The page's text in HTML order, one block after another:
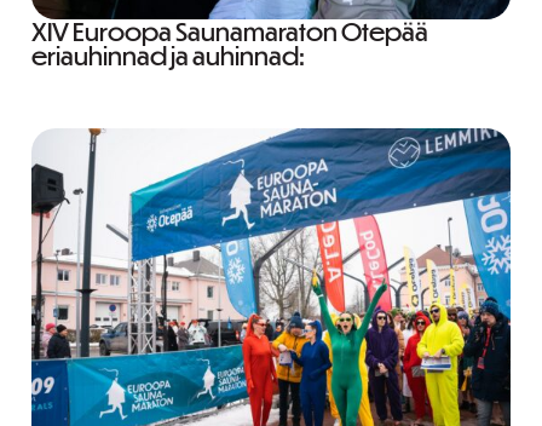
XIV Euroopa Saunamaraton Otepää
eriauhinnad ja auhinnad: